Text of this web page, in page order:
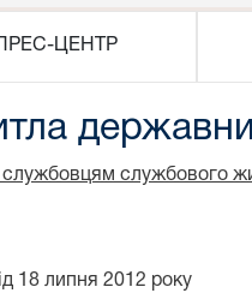
ПРЕС-ЦЕНТР
службового
18 липня 2012 року